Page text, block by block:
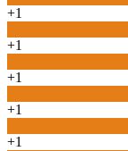
+1
+1
+1
+1
+1